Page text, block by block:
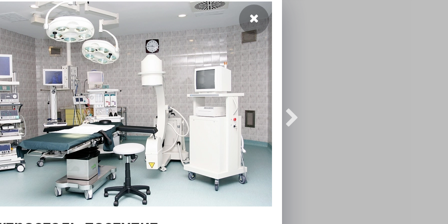
поделиться
платье для
0
подсолнуха рождается народная
0
в разрезе истории города?